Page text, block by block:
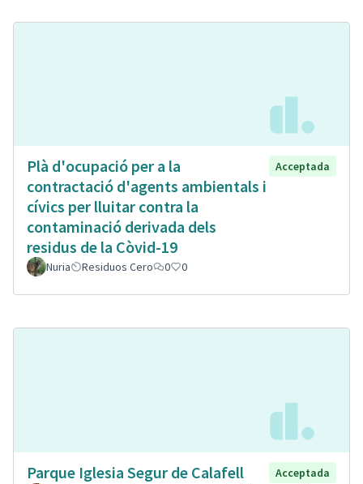
Plà d'ocupació per a la
contractació d'agents ambientals i
cívics per lluitar contra la
contaminació derivada dels
residus de la Còvid-19
Acceptada
Nuria Residuos Cero 0 0
Parque Iglesia Segur de Calafell
Acceptada